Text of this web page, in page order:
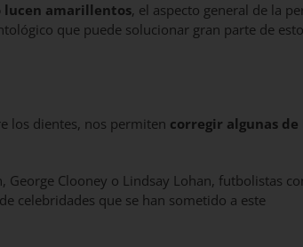
lucen amarillentos, el aspecto general de la
que puede solucionar gran parte de
los dientes, nos permiten corregir algunas de
George Clooney o Lindsay Lohan, futbolistas
celebridades que se han sometido a este